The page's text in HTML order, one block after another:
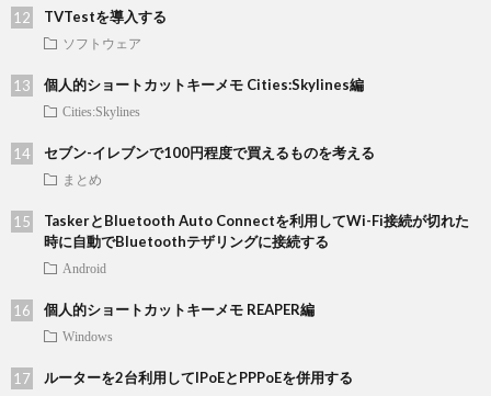
TVTestを導入する
ソフトウェア
個人的ショートカットキーメモ Cities:Skylines編
Cities:Skylines
セブン-イレブンで100円程度で買えるものを考える
まとめ
TaskerとBluetooth Auto Connectを利用してWi-Fi接続が切れた
時に自動でBluetoothテザリングに接続する
Android
個人的ショートカットキーメモ REAPER編
Windows
ルーターを2台利用してIPoEとPPPoEを併用する